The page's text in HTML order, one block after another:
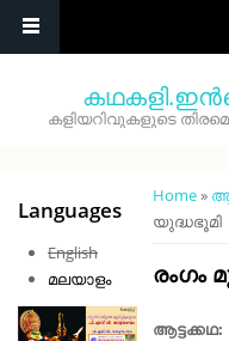
കളിയറിവുകളുടെ
You
Home»
യുദ്ധഭൂമി
രംഗം
ആട്ടക്കഥ:
Languages
English
മലയാളം